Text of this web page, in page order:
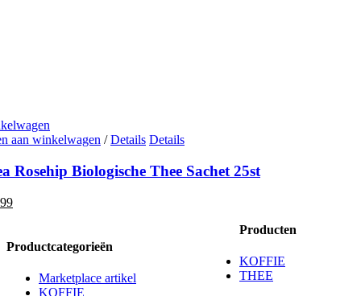
aan winkelwagen / Details Details
Rosehip Biologische Thee Sachet 25st
Huidige
€6,99.
Productcategorieën
Marketplace artikel
KOFFIE
Producten
KOFFIE
THEE